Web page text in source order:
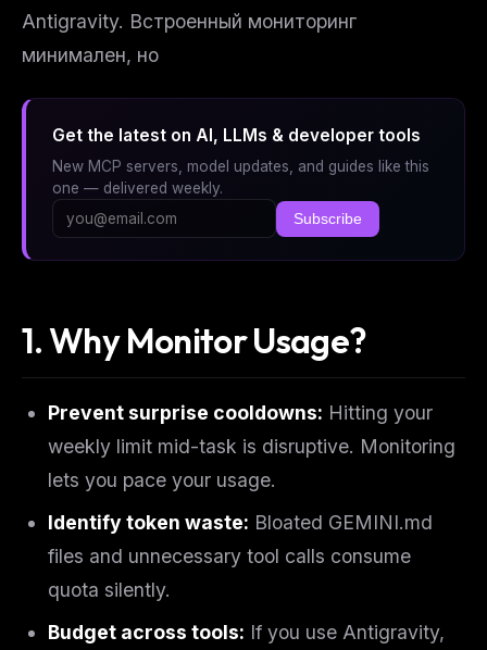
Antigravity. Встроенный мониторинг
минимален, но
Get the latest on AI, LLMs & developer tools
New MCP servers, model updates, and guides like this
one — delivered weekly.
Subscribe
1. Why Monitor Usage?
Prevent surprise cooldowns: Hitting your
weekly limit mid-task is disruptive. Monitoring
lets you pace your usage.
Identify token waste: Bloated GEMINI.md
files and unnecessary tool calls consume
quota silently.
Budget across tools: If you use Antigravity,